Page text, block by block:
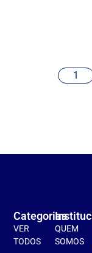
QUEM
SOMOS
Categorias
VER
TODOS